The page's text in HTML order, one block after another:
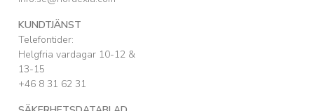
KUNDTJÄNST
Telefontider:
Helgfria vardagar 10-12 &
13-15
+46 8 31 62 31